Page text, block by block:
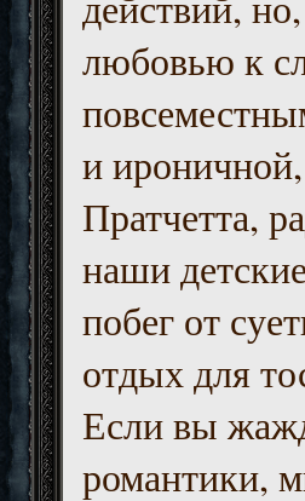
любовью к
и
Пратчетта,
наши
побег от
отдых для
Если вы
романтики,